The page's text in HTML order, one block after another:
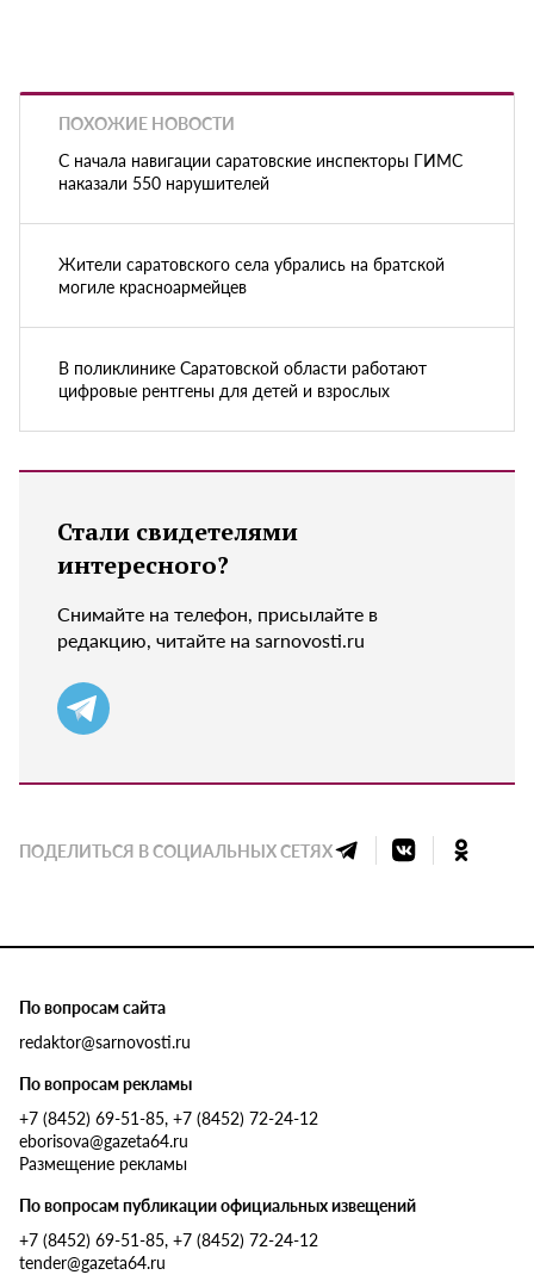
ПОХОЖИЕ НОВОСТИ
С начала навигации саратовские инспекторы ГИМС
наказали 550 нарушителей
Жители саратовского села убрались на братской
могиле красноармейцев
В поликлинике Саратовской области работают
цифровые рентгены для детей и взрослых
Стали свидетелями
интересного?
Снимайте на телефон, присылайте в
редакцию, читайте на sarnovosti.ru
ПОДЕЛИТЬСЯ В СОЦИАЛЬНЫХ СЕТЯХ
По вопросам сайта
redaktor@sarnovosti.ru
По вопросам рекламы
+7 (8452) 69-51-85, +7 (8452) 72-24-12
eborisova@gazeta64.ru
Размещение рекламы
По вопросам публикации официальных извещений
+7 (8452) 69-51-85, +7 (8452) 72-24-12
tender@gazeta64.ru